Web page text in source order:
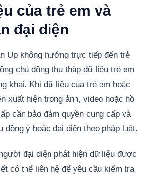
của trẻ em và
đại diện
Up không hướng trực tiếp đến trẻ
chủ động thu thập dữ liệu trẻ em
khai. Khi dữ liệu của trẻ em hoặc
xuất hiện trong ảnh, video hoặc hồ
cần bảo đảm quyền cung cấp và
đồng ý hoặc đại diện theo pháp luật.
đại diện phát hiện dữ liệu được
có thể liên hệ để yêu cầu kiểm tra